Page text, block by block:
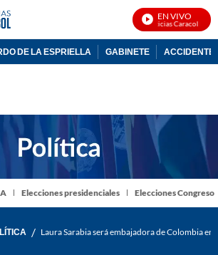
EN VIVO
Noticias Caracol En
DE LA ESPRIELLA GABINETE ACCIDENTE
Elecciones presidenciales Elecciones Congreso
/ Laura Sarabia será embajadora de Colombia